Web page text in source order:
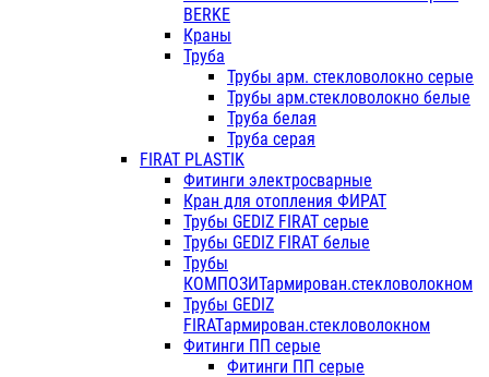
BERKE
Краны
Труба
Трубы арм. стекловолокно серые
Трубы арм.стекловолокно белые
Труба белая
Труба серая
FIRAT PLASTIK
Фитинги электросварные
Кран для отопления ФИРАТ
Трубы GEDIZ FIRAT серые
Трубы GEDIZ FIRAT белые
Трубы
КОМПОЗИТармирован.стекловолокном
Трубы GEDIZ
FIRATармирован.стекловолокном
Фитинги ПП серые
Фитинги ПП серые